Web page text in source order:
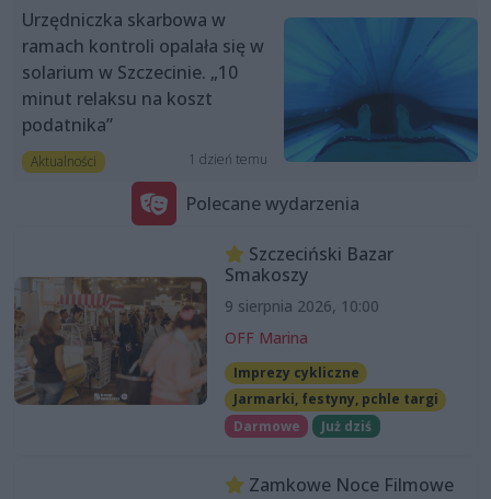
Urzędniczka skarbowa w
ramach kontroli opalała się w
solarium w Szczecinie. „10
minut relaksu na koszt
podatnika”
Aktualności 1 dzień temu
Polecane wydarzenia
Szczeciński Bazar
Smakoszy
9 sierpnia 2026, 10:00
OFF Marina
Imprezy cykliczne
Jarmarki, festyny, pchle targi
Darmowe
Już dziś
Zamkowe Noce Filmowe